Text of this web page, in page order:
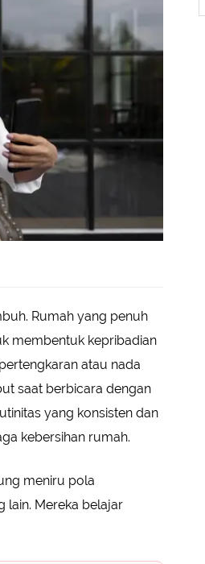
Rumah yang penuh
membentuk kepribadian
atau nada
saat berbicara dengan
yang konsisten dan
kebersihan rumah.
meniru pola
lain. Mereka belajar